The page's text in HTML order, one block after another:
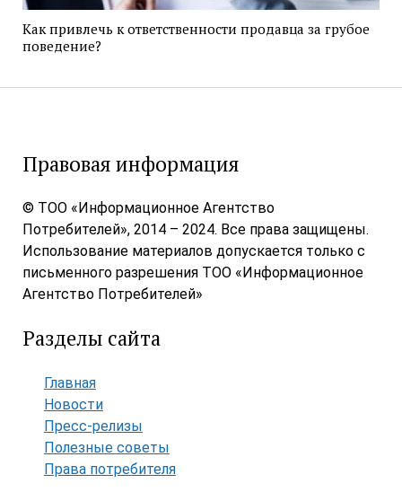
Как привлечь к ответственности продавца за грубое
поведение?
Правовая информация
© ТОО «Информационное Агентство
Потребителей», 2014 – 2024. Все права защищены.
Использование материалов допускается только с
письменного разрешения ТОО «Информационное
Агентство Потребителей»
Разделы сайта
Главная
Новости
Пресс-релизы
Полезные советы
Права потребителя